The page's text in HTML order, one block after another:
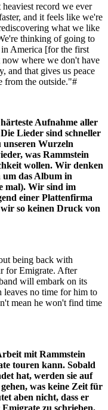
record we ever
and it feels like we're
what we like
thinking of going to
America [for the first
where we don't have
and that gives us peace
from the outside."#
Aufnahme aller
Lieder sind schneller
unseren Wurzeln
was Rammstein
wollen. Wir denken
das Album in
mal). Wir sind im
einer Plattenfirma
so keinen Druck von
being back with
for Emigrate. After
will embark on its
no time for him to
mean he won't find time
mit Rammstein
touren kann. Sobald
hat, werden sie auf
was keine Zeit für
aben nicht, dass er
zu schrieben.